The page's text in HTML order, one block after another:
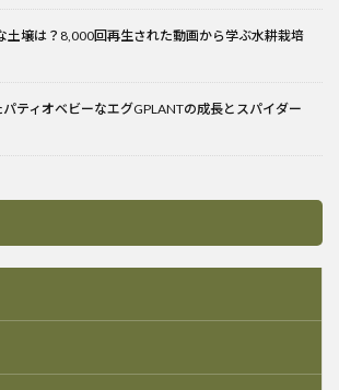
土壌は？8,000回再生された動画から学ぶ水耕栽培
ティオベビーなエグGPLANTの成長とスパイダー